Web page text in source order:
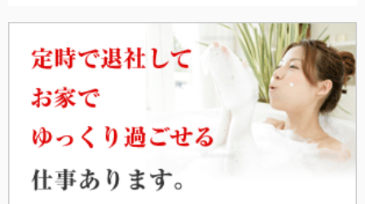
・担当者のレスポンスが悪い
2ヵ月に1度くらいの面談では話を聞いてくれますが、就業に
ついてメールで質問をしても返信が遅いです。最大1週間放置
され、こちらから再度連絡しないと返信がきませんでした。
これは担当者によると思いますが。
「正社員だから」夏季休暇や年末年始がありますとでかでか
と書いてありますが、ミラエール自体にそのような休暇はあ
りません。すべて派遣先に従うことになります。
派遣先が「○○日は夏季休暇」ときちんと書いてあれば特別休